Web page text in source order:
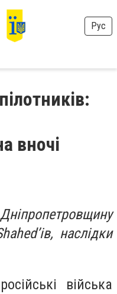
Рус
вночі
наслідки
війська